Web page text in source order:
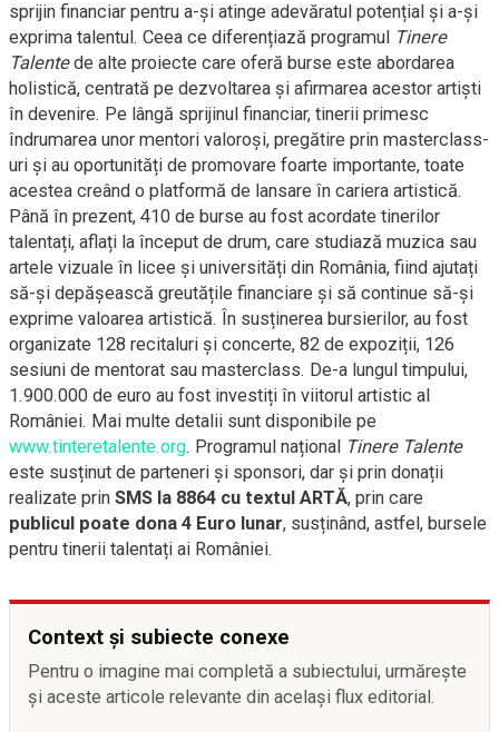
sprijin financiar pentru a-și atinge adevăratul potențial și a-și
exprima talentul. Ceea ce diferențiază programul Tinere
Talentede alte proiecte care oferă burse este abordarea
holistică, centrată pe dezvoltarea și afirmarea acestor artiști
în devenire. Pe lângă sprijinul financiar, tinerii primesc
îndrumarea unor mentori valoroși, pregătire prin masterclass-
uri și au oportunități de promovare foarte importante, toate
acestea creând o platformă de lansare în cariera artistică.
Până în prezent, 410 de burse au fost acordate tinerilor
talentați, aflați la început de drum, care studiază muzica sau
artele vizuale în licee și universități din România, fiind ajutați
să-și depășească greutățile financiare și să continue să-și
exprime valoarea artistică. În susținerea bursierilor, au fost
organizate 128 recitaluri și concerte, 82 de expoziții, 126
sesiuni de mentorat sau masterclass. De-a lungul timpului,
1.900.000 de euro au fost investiți în viitorul artistic al
României. Mai multe detalii sunt disponibile pe
www.tinteretalente.org. Programul național Tinere Talente
este susținut de parteneri și sponsori, dar și prin donații
realizate prin SMS la 8864 cu textul ARTĂ, prin care
publicul poate dona 4 Euro lunar, susținând, astfel, bursele
pentru tinerii talentați ai României.
Context și subiecte conexe
Pentru o imagine mai completă a subiectului, urmărește
și aceste articole relevante din același flux editorial.